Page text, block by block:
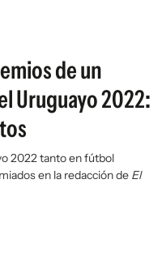
de un
Uruguayo 2022:
2022 tanto en fútbol
en la redacción de El